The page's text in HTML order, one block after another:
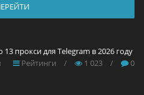
прокси для Telegram в 2026 году
Рейтинги / 1 023 / 0